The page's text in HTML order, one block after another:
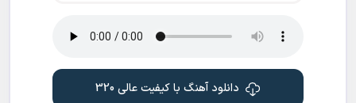
دانلود آهنگ با کیفیت عالی 320